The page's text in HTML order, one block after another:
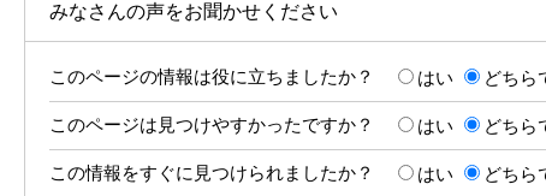
みなさんの声をお聞かせください
このページの情報は役に立ちましたか？ はい どちら
このページは見つけやすかったですか？ はい どちら
この情報をすぐに見つけられましたか？ はい どちら